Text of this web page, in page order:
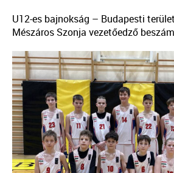
U12-es bajnokság – Budapesti
Mészáros Szonja vezetőedző